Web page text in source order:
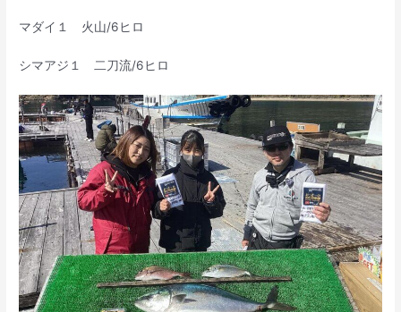
マダイ１ 火山/6ヒロ
シマアジ１ 二刀流/6ヒロ